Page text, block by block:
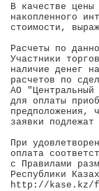
В качестве
накопленного
стоимости,
Расчеты по
Участники
наличие денег
расчетов по
АО
для оплаты
предположения,
заявки
При
оплата
с Правилами
Республики
http://kase.kz/